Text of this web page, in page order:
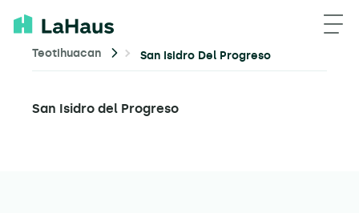
Teotihuacan San Isidro Del Progreso
San Isidro del Progreso